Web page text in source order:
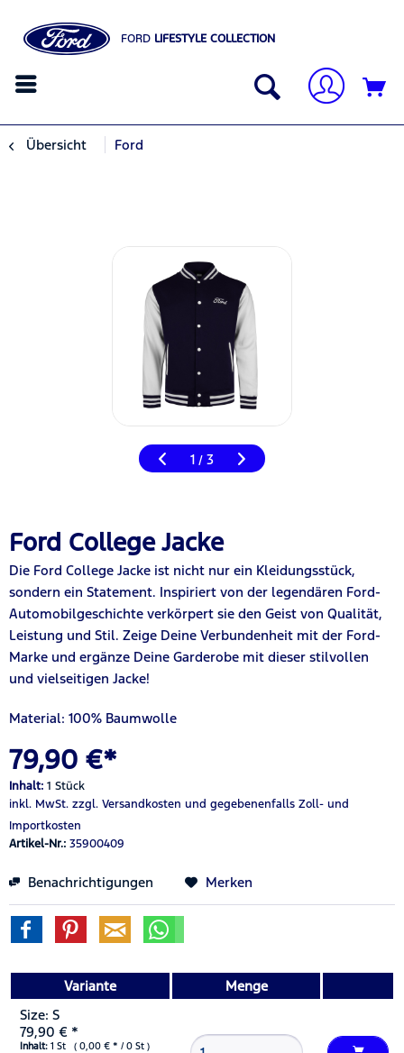
FORD LIFESTYLE COLLECTION
Übersicht Ford
1 / 3
Ford College Jacke
Die Ford College Jacke ist nicht nur ein Kleidungsstück,
sondern ein Statement. Inspiriert von der legendären Ford-
Automobilgeschichte verkörpert sie den Geist von Qualität,
Leistung und Stil. Zeige Deine Verbundenheit mit der Ford-
Marke und ergänze Deine Garderobe mit dieser stilvollen
und vielseitigen Jacke!
Material: 100% Baumwolle
79,90 €*
Inhalt: 1 Stück
inkl. MwSt. zzgl. Versandkosten und gegebenenfalls Zoll- und
Importkosten
Artikel-Nr.: 35900409
Benachrichtigungen Merken
Variante
Menge
Size: S
79,90 € *
Inhalt: 1 St ( 0,00 € * / 0 St )